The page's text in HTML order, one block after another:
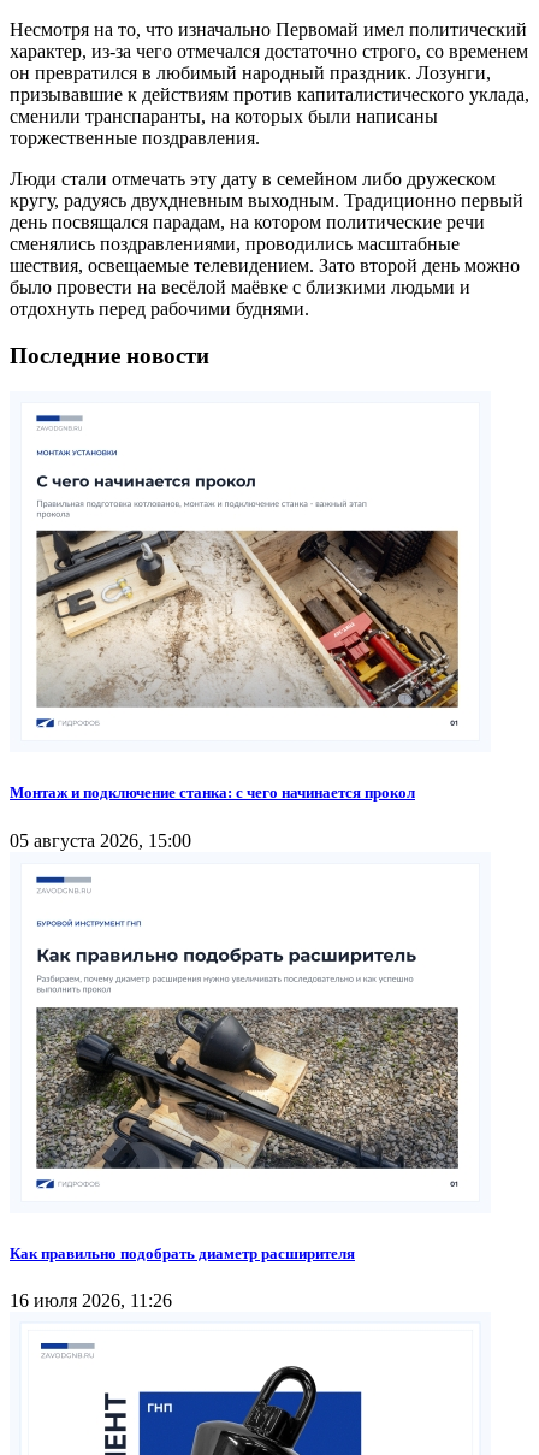
Несмотря на то, что изначально Первомай имел политический
характер, из-за чего отмечался достаточно строго, со временем
он превратился в любимый народный праздник. Лозунги,
призывавшие к действиям против капиталистического уклада,
сменили транспаранты, на которых были написаны
торжественные поздравления.
Люди стали отмечать эту дату в семейном либо дружеском
кругу, радуясь двухдневным выходным. Традиционно первый
день посвящался парадам, на котором политические речи
сменялись поздравлениями, проводились масштабные
шествия, освещаемые телевидением. Зато второй день можно
было провести на весёлой маёвке с близкими людьми и
отдохнуть перед рабочими буднями.
Последние новости
Монтаж и подключение станка: с чего начинается прокол
05 августа 2026, 15:00
Как правильно подобрать диаметр расширителя
16 июля 2026, 11:26